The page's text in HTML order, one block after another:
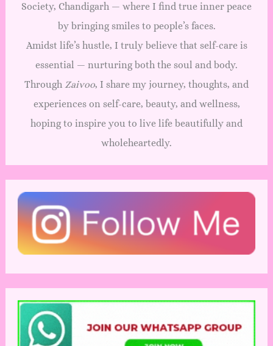
Society, Chandigarh — where I find true inner peace
by bringing smiles to people’s faces.
Amidst life’s hustle, I truly believe that self-care is
essential — nurturing both the soul and body.
Through Zaivoo, I share my journey, thoughts, and
experiences on self-care, beauty, and wellness,
hoping to inspire you to live life beautifully and
wholeheartedly.